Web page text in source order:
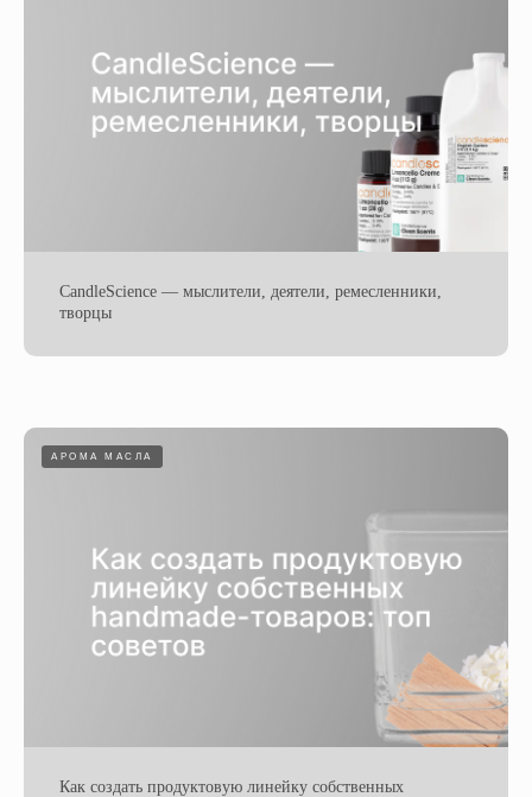
CandleScience — мыслители, деятели, ремесленники,
творцы
АРОМА МАСЛА
Как создать продуктовую линейку собственных